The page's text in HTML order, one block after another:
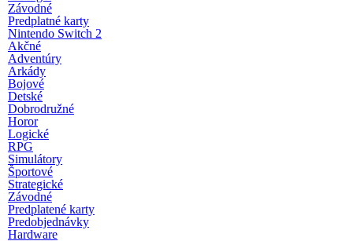
Závodné
Predplatné karty
Nintendo Switch 2
Akčné
Adventúry
Arkády
Bojové
Detské
Dobrodružné
Horor
Logické
RPG
Simulátory
Športové
Strategické
Závodné
Predplatené karty
Predobjednávky
Hardware